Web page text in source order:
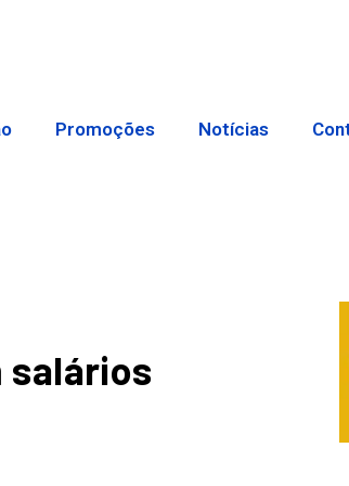
Promoções Notícias
salários